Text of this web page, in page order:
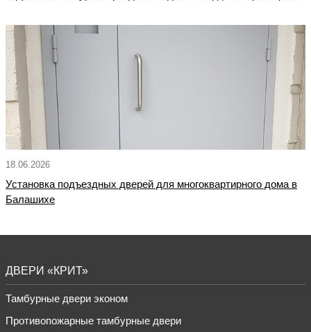
18.06.2026
Установка подъездных дверей для многоквартирного дома в
Балашихе
ДВЕРИ «КРИТ»
Тамбурные двери эконом
Противопожарные тамбурные двери